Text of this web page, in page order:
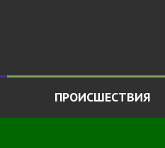
ПРОИСШЕСТВИЯ